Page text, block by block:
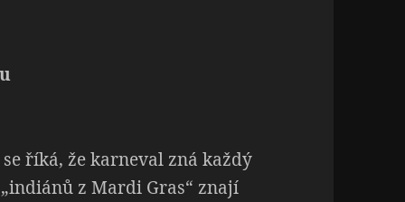
říká, že karneval zná každý
z Mardi Gras“ znají